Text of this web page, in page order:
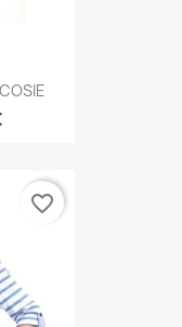
favorite_border